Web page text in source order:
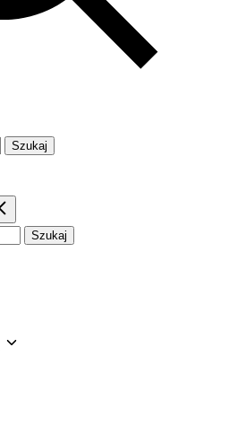
Szukaj
Szukaj